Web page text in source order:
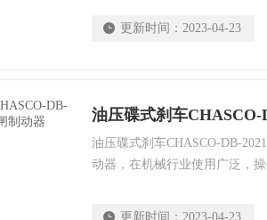
更新时间： 2023-04-23
油压碟式刹车CHASCO-
油压碟式刹车CHASCO-DB-
动器，在机械行业使用广泛，操
更新时间： 2023-04-23